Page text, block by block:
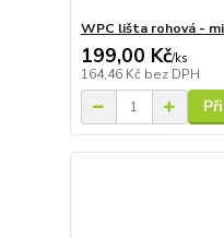
WPC lišta rohová -
199,00 Kč/ks
164,46 Kč bez DPH